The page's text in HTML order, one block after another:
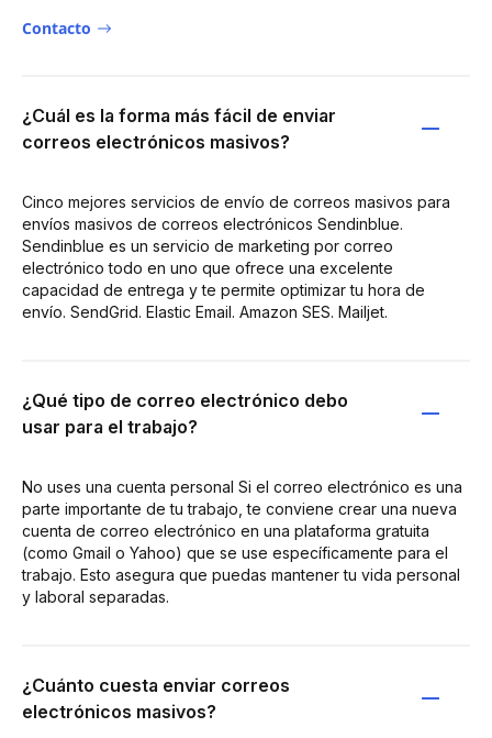
Contacto
¿Cuál es la forma más fácil de enviar
correos electrónicos masivos?
Cinco mejores servicios de envío de correos masivos para
envíos masivos de correos electrónicos Sendinblue.
Sendinblue es un servicio de marketing por correo
electrónico todo en uno que ofrece una excelente
capacidad de entrega y te permite optimizar tu hora de
envío. SendGrid. Elastic Email. Amazon SES. Mailjet.
¿Qué tipo de correo electrónico debo
usar para el trabajo?
No uses una cuenta personal Si el correo electrónico es una
parte importante de tu trabajo, te conviene crear una nueva
cuenta de correo electrónico en una plataforma gratuita
(como Gmail o Yahoo) que se use específicamente para el
trabajo. Esto asegura que puedas mantener tu vida personal
y laboral separadas.
¿Cuánto cuesta enviar correos
electrónicos masivos?